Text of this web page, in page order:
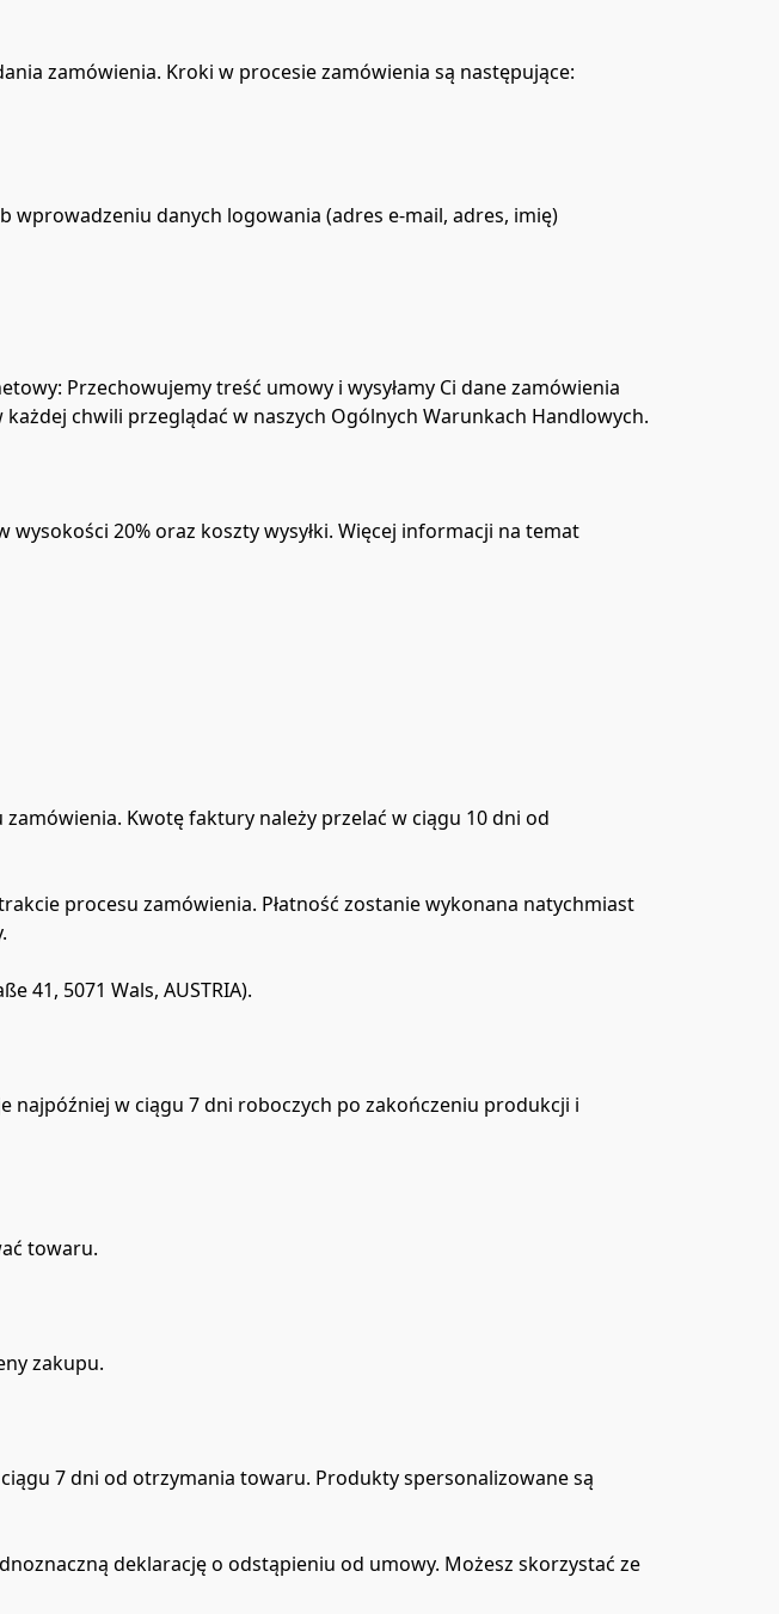
zamówienia. Kroki w procesie zamówienia są następujące:
danych logowania (adres e-mail, adres, imię)
Przechowujemy treść umowy i wysyłamy Ci dane zamówienia
20% oraz koszty wysyłki. Więcej informacji na temat
Kwotę faktury należy przelać w ciągu 10 dni od
procesu zamówienia. Płatność zostanie wykonana natychmiast
41, 5071 Wals, AUSTRIA).
najpóźniej w ciągu 7 dni roboczych po zakończeniu produkcji i
towaru.
zakupu.
7 dni od otrzymania towaru. Produkty spersonalizowane są
deklarację o odstąpieniu od umowy. Możesz skorzystać ze